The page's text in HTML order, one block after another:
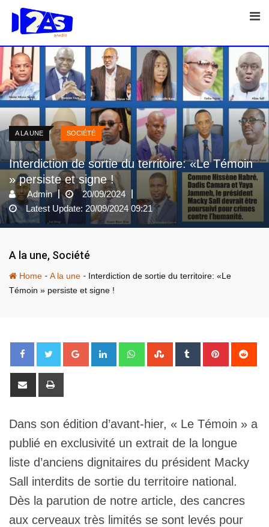
content
A LA UNE SOCIÉTÉ
Interdiction de sortie du territoire: «Le Témoin
» persiste et signe !
Admin
20/09/2024
Latest Update: 20/09/2024 09:21
A la une, Société
Home - A la une - Interdiction de sortie du territoire: «Le
Témoin » persiste et signe !
Google+ LinkedIn WhatsappStumbleUpon
Tumblr Pinterest
Share
Dans son édition d’avant-hier, « Le Témoin » a
publié en exclusivité un extrait de la longue
liste d’anciens dignitaires du président Macky
Sall interdits de sortie du territoire national.
Dès la parution de notre article, des cancres
aux cerveaux très limités se sont levés pour